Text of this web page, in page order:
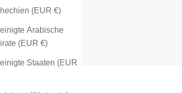
(EUR €)
Arabische
(EUR €)
Staaten (EUR